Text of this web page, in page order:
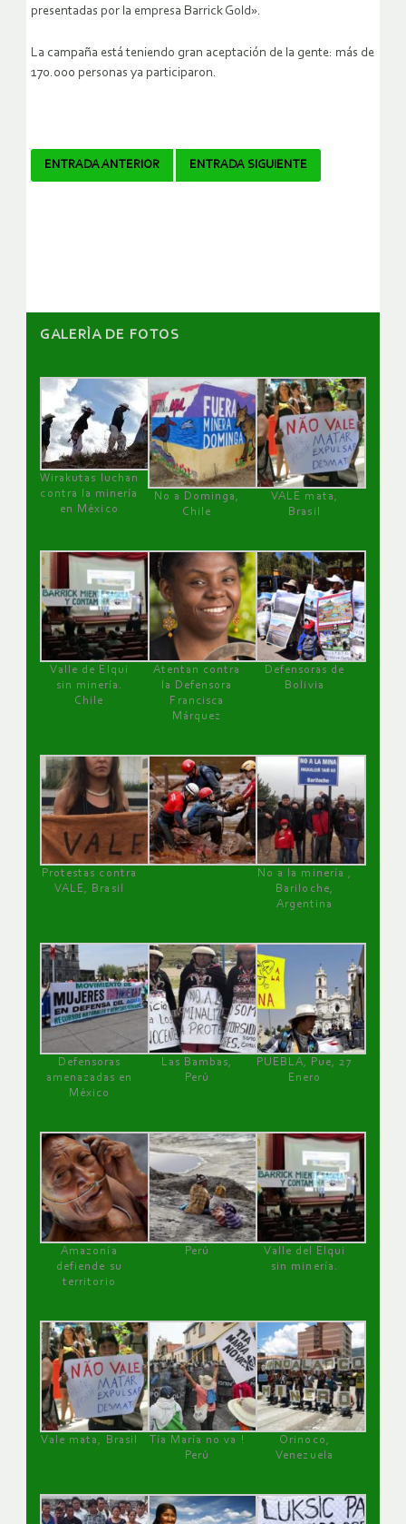
presentadas por la empresa Barrick Gold».
La campaña está teniendo gran aceptación de la gente: más de
170.000 personas ya participaron.
Navegador
ENTRADA ANTERIOR ENTRADA SIGUIENTE
GALERÌA DE FOTOS
Wirakutas luchan
contra la minería
en México
No a Dominga,
Chile
VALE mata,
Brasil
Valle de Elqui
sin minería.
Chile
Atentan contra
la Defensora
Francisca
Márquez
Defensoras de
Bolivia
Protestas contra
VALE, Brasil
No a la minería ,
Bariloche,
Argentina
Defensoras
amenazadas en
México
Las Bambas,
Perú
PUEBLA, Pue, 27
Enero
Amazonía
defiende su
territorio
Perú
Valle del Elqui
sin minería.
Vale mata, Brasil
Tía María no va !
Perú
Orinoco,
Venezuela